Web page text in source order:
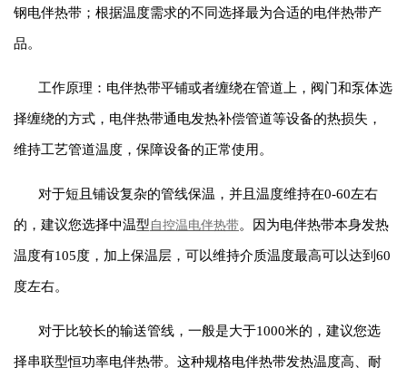
钢电伴热带；根据温度需求的不同选择最为合适的电伴热带产
品。
工作原理：电伴热带平铺或者缠绕在管道上，阀门和泵体选
择缠绕的方式，电伴热带通电发热补偿管道等设备的热损失，
维持工艺管道温度，保障设备的正常使用。
对于短且铺设复杂的管线保温，并且温度维持在0-60左右
的，建议您选择中温型 自控温电伴热带 。因为电伴热带本身发热
温度有105度，加上保温层，可以维持介质温度最高可以达到60
度左右。
对于比较长的输送管线，一般是大于1000米的，建议您选
择串联型恒功率电伴热带。这种规格电伴热带发热温度高、耐